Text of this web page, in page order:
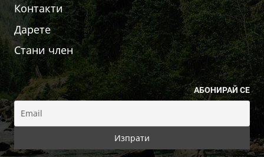
Контакти
Дарете
Стани член
АБОНИРАЙ СЕ